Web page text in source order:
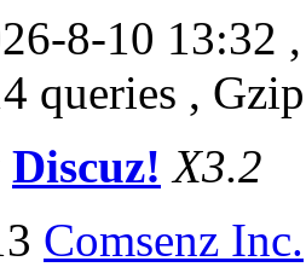
8-10 13:32
queries ,
Discuz! X3.2
Comsenz Inc.